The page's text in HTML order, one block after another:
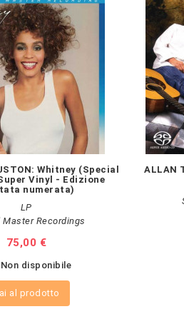
Whitney (Special
Vinyl - Edizione
numerata)
LP
Master Recordings
Prezzo
75,00 €
Non disponibile
al prodotto
ALLAN